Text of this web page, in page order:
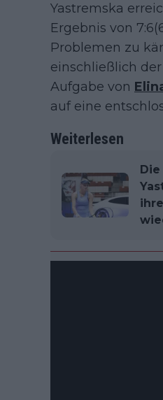
Yastremska
Ergebnis von
Problemen zu
einschließlich
Aufgabe von
auf eine
Weiterlesen
Die